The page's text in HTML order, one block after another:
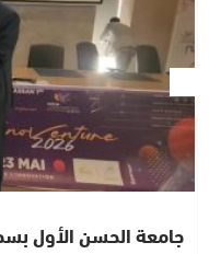
جامعة الحسن الأول